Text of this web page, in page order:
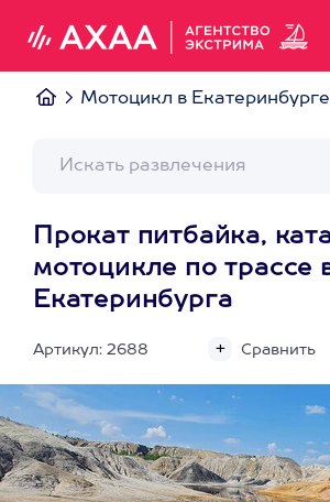
Мотоцикл в Екатеринбурге
Прокат питбайка,
мотоцикле по трассе
Екатеринбурга
Артикул: 2688 Сравнить